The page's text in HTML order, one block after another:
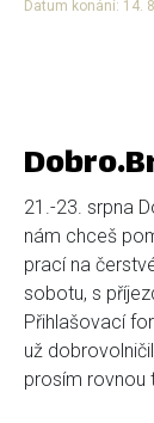
Datum konání: 14.
21.-23. srpna
nám chceš
prací na
sobotu, s
Přihlašovací
už
prosím rovnou